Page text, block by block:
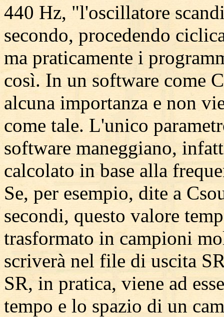
440 Hz, "l'oscillatore
secondo, procedendo
ma praticamente i
così. In un software come
alcuna importanza e non
come tale. L'unico
software maneggiano,
calcolato in base alla
Se, per esempio, dite a
secondi, questo valore
trasformato in campioni
scriverà nel file di uscita
SR, in pratica, viene ad
tempo e lo spazio di un